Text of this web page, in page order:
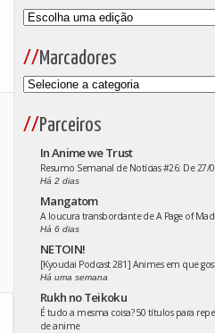
Marcadores
Parceiros
In Anime we Trust
Resumo Semanal de Notícias #26: De 27/
Há 2 dias
Mangatom
A loucura transbordante de A Page of
Há 6 dias
NETOIN!
[Kyoudai Podcast 281] Animes em que
Há uma semana
Rukh no Teikoku
É tudo a mesma coisa? 50 títulos para
de anime